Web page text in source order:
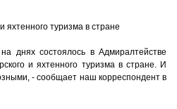
туризма в стране
днях состоялось в Адмиралтействе
и яхтенного туризма в стране. И
- сообщает наш корреспондент в